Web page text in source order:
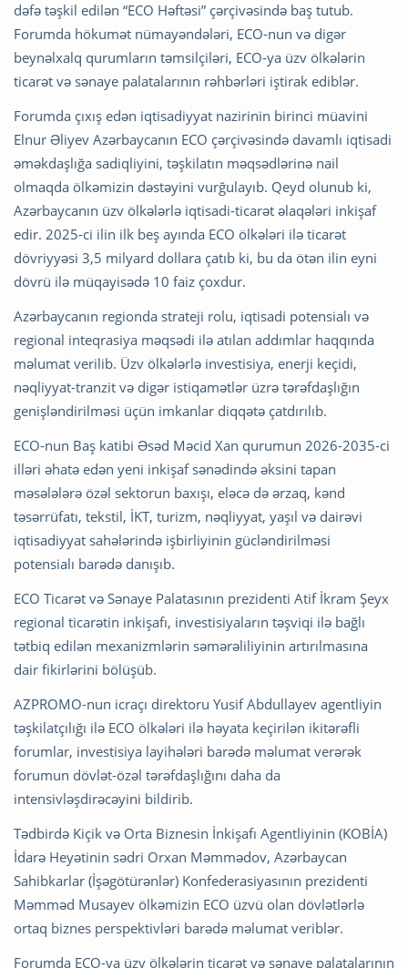
dəfə təşkil edilən “ECO Həftəsi” çərçivəsində baş tutub.
Forumda hökumət nümayəndələri, ECO-nun və digər
beynəlxalq qurumların təmsilçiləri, ECO-ya üzv ölkələrin
ticarət və sənaye palatalarının rəhbərləri iştirak ediblər.
Forumda çıxış edən iqtisadiyyat nazirinin birinci müavini
Elnur Əliyev Azərbaycanın ECO çərçivəsində davamlı iqtisadi
əməkdaşlığa sadiqliyini, təşkilatın məqsədlərinə nail
olmaqda ölkəmizin dəstəyini vurğulayıb. Qeyd olunub ki,
Azərbaycanın üzv ölkələrlə iqtisadi-ticarət əlaqələri inkişaf
edir. 2025-ci ilin ilk beş ayında ECO ölkələri ilə ticarət
dövriyyəsi 3,5 milyard dollara çatıb ki, bu da ötən ilin eyni
dövrü ilə müqayisədə 10 faiz çoxdur.
Azərbaycanın regionda strateji rolu, iqtisadi potensialı və
regional inteqrasiya məqsədi ilə atılan addımlar haqqında
məlumat verilib. Üzv ölkələrlə investisiya, enerji keçidi,
nəqliyyat-tranzit və digər istiqamətlər üzrə tərəfdaşlığın
genişləndirilməsi üçün imkanlar diqqətə çatdırılıb.
ECO-nun Baş katibi Əsəd Məcid Xan qurumun 2026-2035-ci
illəri əhatə edən yeni inkişaf sənədində əksini tapan
məsələlərə özəl sektorun baxışı, eləcə də ərzaq, kənd
təsərrüfatı, tekstil, İKT, turizm, nəqliyyat, yaşıl və dairəvi
iqtisadiyyat sahələrində işbirliyinin gücləndirilməsi
potensialı barədə danışıb.
ECO Ticarət və Sənaye Palatasının prezidenti Atif İkram Şeyx
regional ticarətin inkişafı, investisiyaların təşviqi ilə bağlı
tətbiq edilən mexanizmlərin səmərəliliyinin artırılmasına
dair fikirlərini bölüşüb.
AZPROMO-nun icraçı direktoru Yusif Abdullayev agentliyin
təşkilatçılığı ilə ECO ölkələri ilə həyata keçirilən ikitərəfli
forumlar, investisiya layihələri barədə məlumat verərək
forumun dövlət-özəl tərəfdaşlığını daha da
intensivləşdirəcəyini bildirib.
Tədbirdə Kiçik və Orta Biznesin İnkişafı Agentliyinin (KOBİA)
İdarə Heyətinin sədri Orxan Məmmədov, Azərbaycan
Sahibkarlar (İşəgötürənlər) Konfederasiyasının prezidenti
Məmməd Musayev ölkəmizin ECO üzvü olan dövlətlərlə
ortaq biznes perspektivləri barədə məlumat veriblər.
Forumda ECO-ya üzv ölkələrin ticarət və sənaye palatalarının